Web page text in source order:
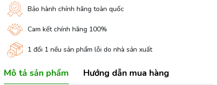
Bảo hành chính hãng toàn quốc
Cam kết chính hãng 100%
1 đổi 1 nếu sản phẩm lỗi do nhà sản xuất
Mô tả sản phẩm Hướng dẫn mua hàng